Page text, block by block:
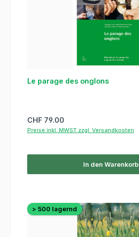
Le parage des onglons
Regulärer Preis:
CHF 79.00
Preise inkl. MWST zzgl. Versandkosten
In den Warenkorb
> 500 lagernd